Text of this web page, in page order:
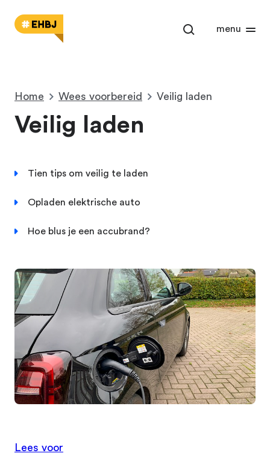
menu
Home Wees voorbereid Veilig laden
Veilig laden
Tien tips om veilig te laden
Opladen elektrische auto
Hoe blus je een accubrand?
Lees voor